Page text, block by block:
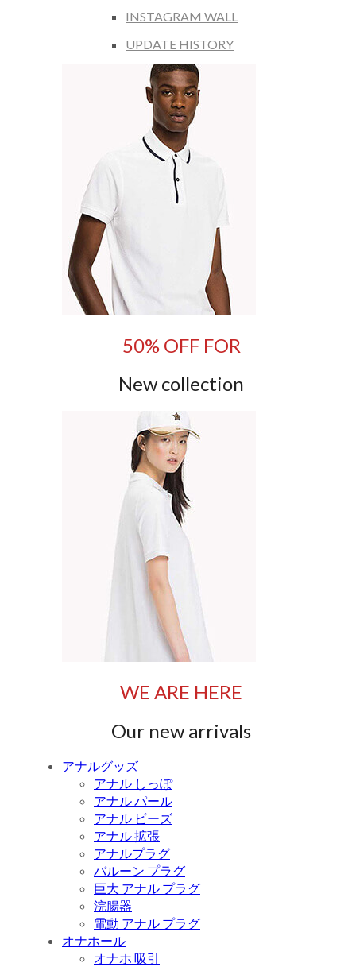
INSTAGRAM WALL
UPDATE HISTORY
50% OFF FOR
New collection
WE ARE HERE
Our new arrivals
アナルグッズ
アナル しっぽ
アナル パール
アナル ビーズ
アナル 拡張
アナルプラグ
バルーン プラグ
巨大 アナル プラグ
浣腸器
電動 アナル プラグ
オナホール
オナホ 吸引